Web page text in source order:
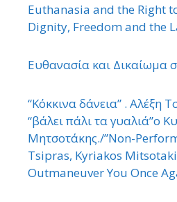
Euthanasia and the Right
Dignity, Freedom and the
Ευθανασία και Δικαίωμα
“Κόκκινα δάνεια” . Αλέξη
“βάλει πάλι τα γυαλιά”ο
Μητσοτάκης./”Non-
Tsipras, Kyriakos
Outmaneuver You Once